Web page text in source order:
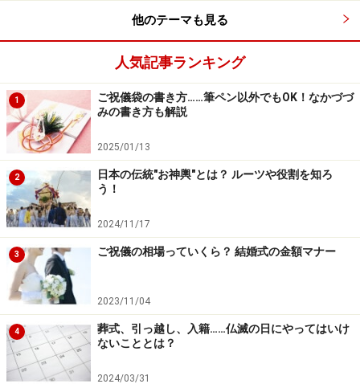
他のテーマも見る
人気記事ランキング
1
ご祝儀袋の書き方……筆ペン以外でもOK！なかづづ
みの書き方も解説
2025/01/13
2
日本の伝統"お神輿"とは？ ルーツや役割を知ろ
う！
2024/11/17
3 ご祝儀の相場っていくら？ 結婚式の金額マナー
2023/11/04
4
葬式、引っ越し、入籍……仏滅の日にやってはいけ
ないこととは？
2024/03/31